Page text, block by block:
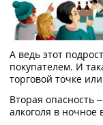
А ведь этот
покупателем. И
торговой точке
Вторая опасность
алкоголя в ночное